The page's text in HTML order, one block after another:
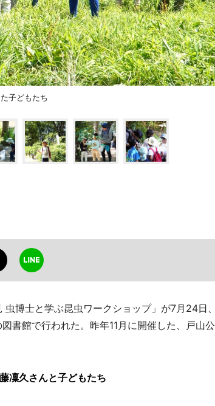
子どもたち
博士と学ぶ昆虫ワークショップ」が7月24日、
書館で行われた。昨年11月に開催した、戸山公
凜久さんと子どもたち